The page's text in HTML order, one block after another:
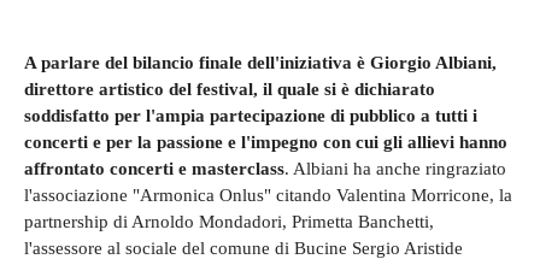
A parlare del bilancio finale dell'iniziativa è Giorgio Albiani,
direttore artistico del festival, il quale si è dichiarato
soddisfatto per l'ampia partecipazione di pubblico a tutti i
concerti e per la passione e l'impegno con cui gli allievi hanno
affrontato concerti e masterclass. Albiani ha anche ringraziato
l'associazione "Armonica Onlus" citando Valentina Morricone, la
partnership di Arnoldo Mondadori, Primetta Banchetti,
l'assessore al sociale del comune di Bucine Sergio Aristide